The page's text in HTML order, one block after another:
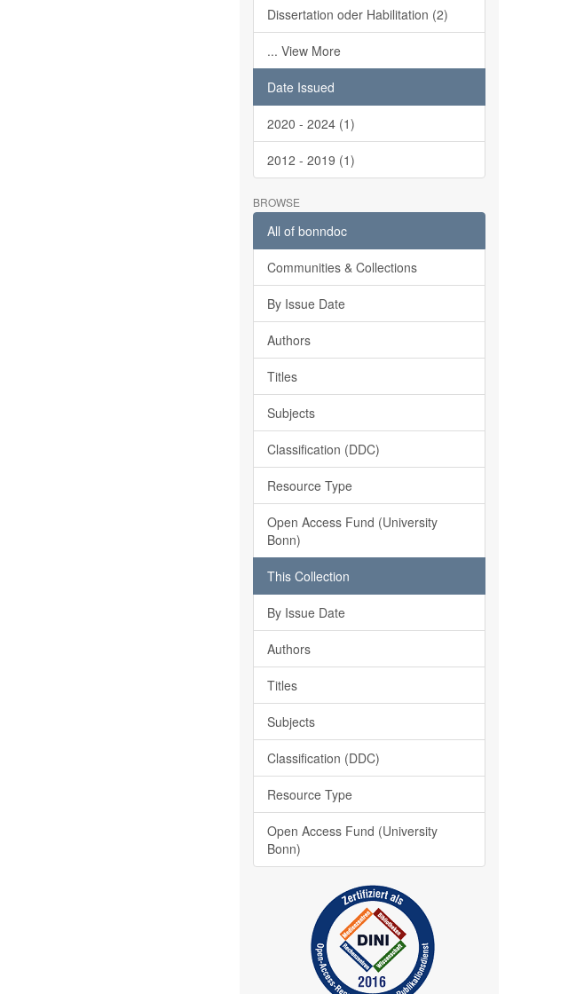
Dissertation oder Habilitation (2)
... View More
Date Issued
2020 - 2024 (1)
2012 - 2019 (1)
BROWSE
All of bonndoc
Communities & Collections
By Issue Date
Authors
Titles
Subjects
Classification (DDC)
Resource Type
Open Access Fund (University
Bonn)
This Collection
By Issue Date
Authors
Titles
Subjects
Classification (DDC)
Resource Type
Open Access Fund (University
Bonn)